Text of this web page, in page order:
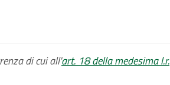
di cui all'art. 18 della medesima l.r.